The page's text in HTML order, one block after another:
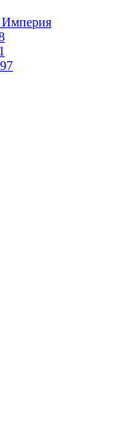
Империя